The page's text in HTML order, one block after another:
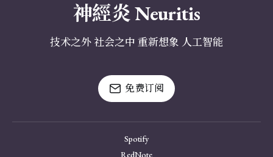
神經炎 Neuritis
技术之外 社会之中 重新想象 人工智能
免费订阅
Spotify
RedNote